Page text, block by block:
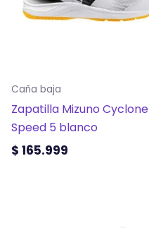
Caña baja
Zapatilla Mizuno Cyclone
Speed 5 blanco
$ 165.999
Las
elegir
en
la
página
de